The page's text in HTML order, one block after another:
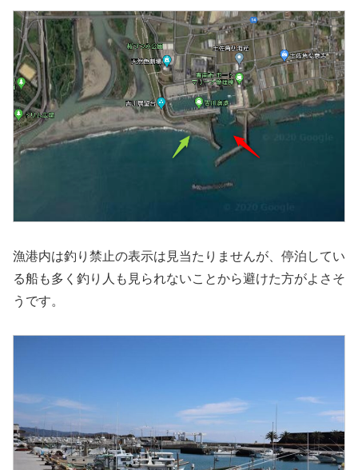
漁港内は釣り禁止の表示は見当たりませんが、停泊してい
る船も多く釣り人も見られないことから避けた方がよさそ
うです。